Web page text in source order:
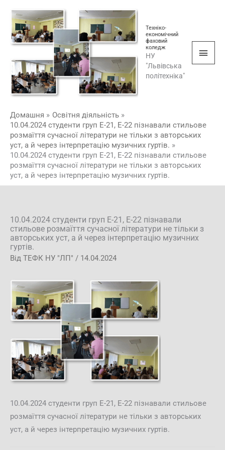
вмісту
Техніко-
економічний
фаховий
коледж
НУ
"Львівська
політехніка"
Домашня
Освітня діяльність
10.04.2024 студенти груп Е-21, Е-22 пізнавали стильове
розмаїття сучасної літератури не тільки з авторських
уст, а й через інтерпретацію музичних гуртів.
10.04.2024 студенти груп Е-21, Е-22 пізнавали стильове
розмаїття сучасної літератури не тільки з авторських
уст, а й через інтерпретацію музичних гуртів.
10.04.2024 студенти груп Е-21, Е-22 пізнавали
стильове розмаїття сучасної літератури не тільки з
авторських уст, а й через інтерпретацію музичних
гуртів.
Від ТЕФК НУ "ЛП" / 14.04.2024
10.04.2024 студенти груп Е-21, Е-22 пізнавали стильове
розмаїття сучасної літератури не тільки з авторських
уст, а й через інтерпретацію музичних гуртів.